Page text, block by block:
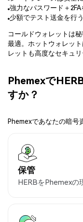
強力なパスワード＋2FA
少額でテスト送金を行う
コールドウォレットは
最適。ホットウォレッ
レットも高度なセキュ
Phemexで
すか？
Phemexであなたの暗号
保管
HERBをPhemexの